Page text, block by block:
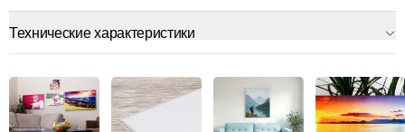
Технические характеристики